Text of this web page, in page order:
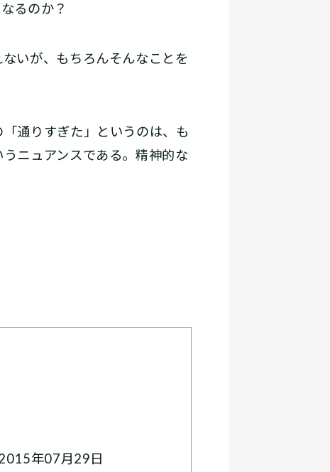
るのか？
いが、もちろんそんなことを
通りすぎた」というのは、も
ニュアンスである。精神的な
年07月29日